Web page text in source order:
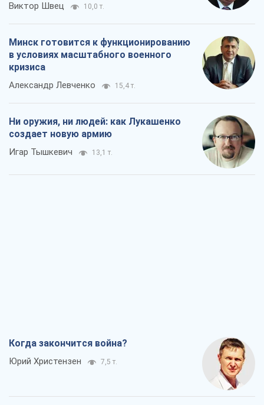
Виктор Швец 10,0 т.
Минск готовится к функционированию
в условиях масштабного военного
кризиса
Александр Левченко 15,4 т.
Ни оружия, ни людей: как Лукашенко
создает новую армию
Игар Тышкевич 13,1 т.
Когда закончится война?
Юрий Христензен 7,5 т.